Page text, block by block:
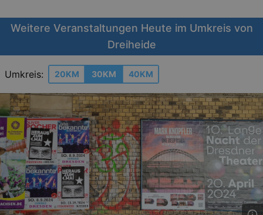
Weitere Veranstaltungen Heute im Umkreis von
Dreiheide
Umkreis: 20KM 30KM 40KM